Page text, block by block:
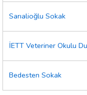
Sarıalioğlu Sokak
İETT Veteriner Okulu
Bedesten Sokak